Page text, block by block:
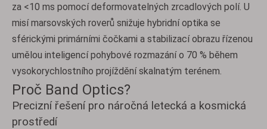
za <10 ms pomocí deformovatelných zrcadlových polí. U
misí marsovských roverů snižuje hybridní optika se
sférickými primárními čočkami a stabilizací obrazu řízenou
umělou inteligencí pohybové rozmazání o 70 % během
vysokorychlostního projíždění skalnatým terénem.
Proč Band Optics?
Precizní řešení pro náročná letecká a kosmická
prostředí